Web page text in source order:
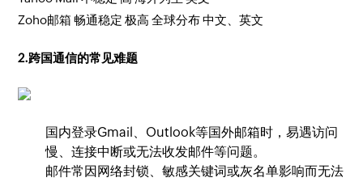
Zoho邮箱 畅通稳定 极高 全球分布 中文、英文
2.跨国通信的常见难题
国内登录Gmail、Outlook等国外邮箱时，易遇访问
慢、连接中断或无法收发邮件等问题。
邮件常因网络封锁、敏感关键词或灰名单影响而无法